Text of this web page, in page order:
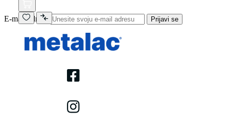
E-mail adresa Prijavi se